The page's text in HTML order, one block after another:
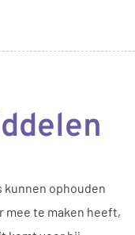
ophouden
mee te maken heeft,